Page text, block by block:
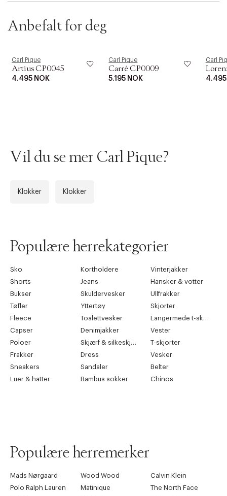
Anbefalt for deg
Carl Pique
Artius CP0045
4.495 NOK
Carl Pique
Carré CP0009
5.195 NOK
Carl
4.495
Vil du se mer Carl Pique?
Klokker Klokker
Populære herrekategorier
Sko Kortholdere
Vinterjakker
Shorts
Jeans
Hansker & votter
Bukser
Skuldervesker
Ullfrakker
Tøfler
Yttertøy
Skjorter
Fleece
Toalettvesker
Langermede t-skjorter
Capser
Denimjakker
Vester
Poloer
Skjærf & silkeskjærf
T-skjorter
Frakker
Dress
Vesker
Sneakers
Sandaler
Belter
Luer & hatter
Bambus sokker Chinos
Populære herremerker
Mads Nørgaard Wood Wood
Calvin Klein
Polo Ralph Lauren
Matinique
The North Face